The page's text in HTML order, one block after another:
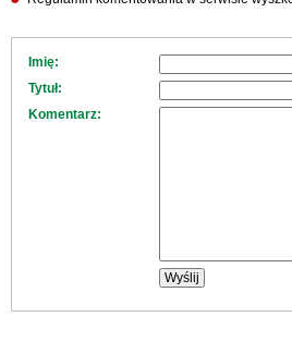
Imię:
Tytuł:
Komentarz: